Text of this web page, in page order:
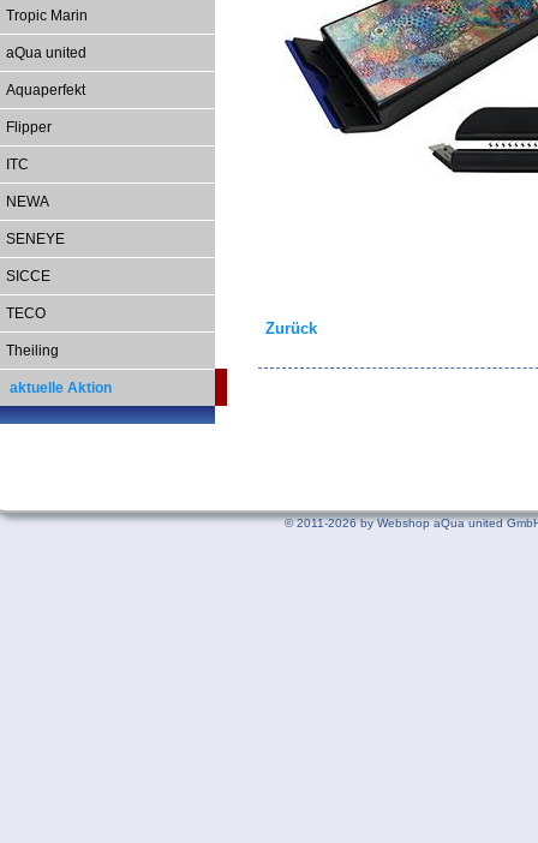
Tropic Marin
aQua united
Aquaperfekt
Flipper
ITC
NEWA
SENEYE
SICCE
TECO
Theiling
aktuelle Aktion
Zurück
©2011-2026 by Webshop aQua united